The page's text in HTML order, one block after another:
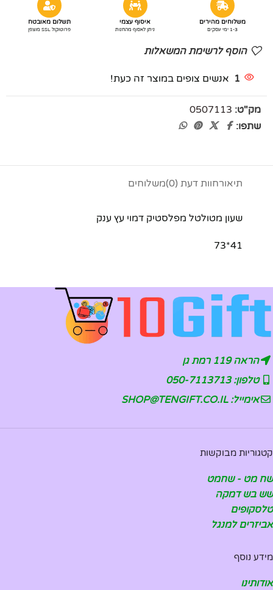
משלוחים מהירים
1-3 ימי עסקים
איסוף עצמי
ניתן לאסוף מהחנות
תשלום מאובטח
פרוטוקול SSL מוצפן
הוסף לרשימת המשאלות
1 אנשים צופים במוצר זה כעת!
מק"ט: 0507113
שתפו:
תיאורחוות דעת (0) משלוחים
שעון מטולטל מפלסטיק דמוי עץ ענק
41*73
הראה 119 רמת גן
טלפון: 050-7113713
אימייל: SHOP@TENGIFT.CO.IL
קטגוריות מבוקשות
שח מט - שחמט
שש בש דמקה
טלסקופים
אביזרים למנגל
מידע נוסף
אודותינו